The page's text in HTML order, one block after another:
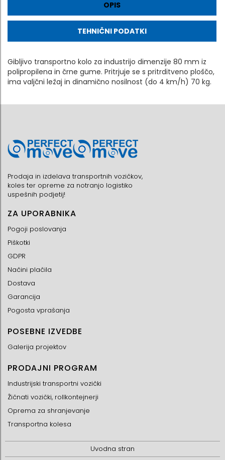
OPIS
TEHNIČNI PODATKI
Gibljivo transportno kolo za industrijo dimenzije 80 mm iz
polipropilena in črne gume. Pritrjuje se s pritrditveno ploščo,
ima valjčni ležaj in dinamično nosilnost (do 4 km/h) 70 kg.
Prodaja in izdelava transportnih vozičkov,
koles ter opreme za notranjo logistiko
uspešnih podjetij!
ZA UPORABNIKA
Pogoji poslovanja
Piškotki
GDPR
Načini plačila
Dostava
Garancija
Pogosta vprašanja
POSEBNE IZVEDBE
Galerija projektov
PRODAJNI PROGRAM
Industrijski transportni vozički
Žičnati vozički, rollkontejnerji
Oprema za shranjevanje
Transportna kolesa
Uvodna stran